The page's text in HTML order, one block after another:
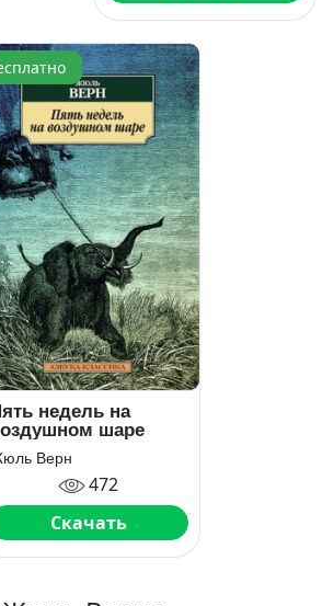
недель на
шаре
Верн
472
Скачать